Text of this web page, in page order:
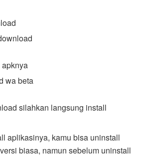
silahkan langsung install
aplikasinya, kamu bisa uninstall
biasa, namun sebelum uninstall